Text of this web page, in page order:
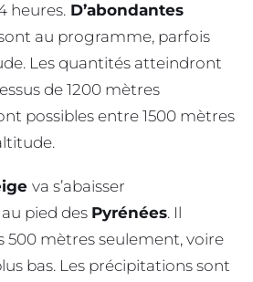
heures. D’abondantes
au programme, parfois
Les quantités atteindront
de 1200 mètres
possibles entre 1500 mètres
va s’abaisser
pied des Pyrénées. Il
500 mètres seulement, voire
bas. Les précipitations sont